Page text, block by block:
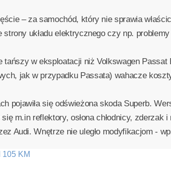
– za samochód, który nie sprawia
układu elektrycznego czy np.
w eksploatacji niż Volkswagen
jak w przypadku Passata) wahacze
pojawiła się odświeżona skoda Superb.
m.in reflektory, osłona chłodnicy, zderzak
Audi. Wnętrze nie uległo modyfikacjom -
105 KM